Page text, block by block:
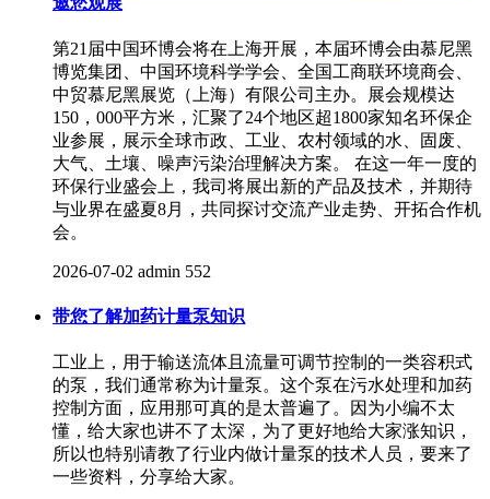
第21届中国环博会将在上海开展，本届环博会由慕尼黑
博览集团、中国环境科学学会、全国工商联环境商会、
中贸慕尼黑展览（上海）有限公司主办。展会规模达
150，000平方米，汇聚了24个地区超1800家知名环保企
业参展，展示全球市政、工业、农村领域的水、固废、
大气、土壤、噪声污染治理解决方案。 在这一年一度的
环保行业盛会上，我司将展出新的产品及技术，并期待
与业界在盛夏8月，共同探讨交流产业走势、开拓合作机
会。
2026-07-02 admin 552
带您了解加药计量泵知识
工业上，用于输送流体且流量可调节控制的一类容积式
的泵，我们通常称为计量泵。这个泵在污水处理和加药
控制方面，应用那可真的是太普遍了。因为小编不太
懂，给大家也讲不了太深，为了更好地给大家涨知识，
所以也特别请教了行业内做计量泵的技术人员，要来了
一些资料，分享给大家。